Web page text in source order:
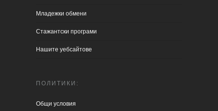
Младежки обмени
Стажантски програми
Нашите уебсайтове
ПОЛИТИКИ:
Общи условия